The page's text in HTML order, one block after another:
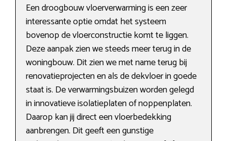
Een droogbouw vloerverwarming is een zeer
interessante optie omdat het systeem
bovenop de vloerconstructie komt te liggen.
Deze aanpak zien we steeds meer terug in de
woningbouw. Dit zien we met name terug bij
renovatieprojecten en als de dekvloer in goede
staat is. De verwarmingsbuizen worden gelegd
in innovatieve isolatieplaten of noppenplaten.
Daarop kan jij direct een vloerbedekking
aanbrengen. Dit geeft een gunstige